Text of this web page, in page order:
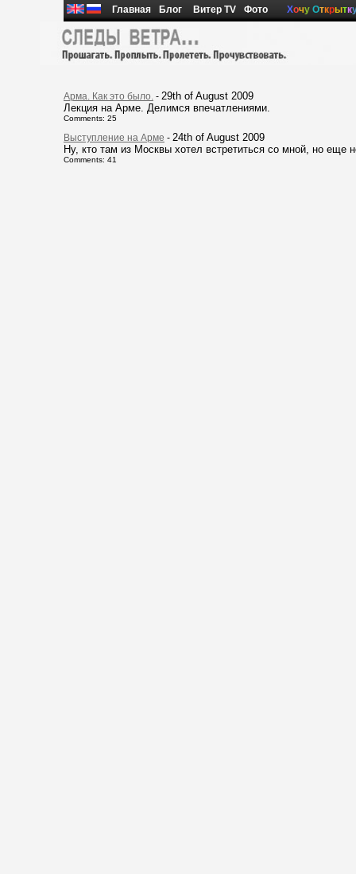
Главная Блог Витер TV Фото Хочу Открытк
Арма. Как это было. - 29th of August 2009
Лекция на Арме. Делимся впечатлениями.
Comments: 25
Выступление на Арме - 24th of August 2009
Ну, кто там из Москвы хотел встретиться со мной, но еще
Comments: 41